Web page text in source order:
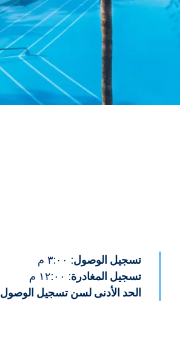
تسجيل الوصول: ٣:٠٠ م
تسجيل المغادرة: ١٢:٠٠ م
الحد الأدنى لسن تسجيل الوصول